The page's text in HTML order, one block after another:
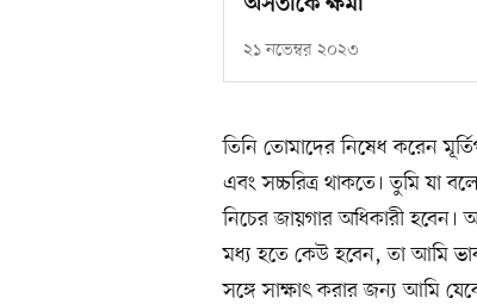
অসতীকে ক্ষমা
২১ নভেম্বর ২০২৩
তিনি তোমাদের নিষেধ করেন
এবং সচ্চরিত্র থাকতে। তুমি যা
নিচের জায়গার অধিকারী হবেন।
মধ্য হতে কেউ হবেন, তা আমি
সঙ্গে সাক্ষাৎ করার জন্য আমি